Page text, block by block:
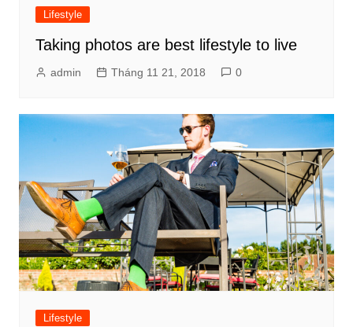
Lifestyle
Taking photos are best lifestyle to live
admin Tháng 11 21, 2018 0
Lifestyle